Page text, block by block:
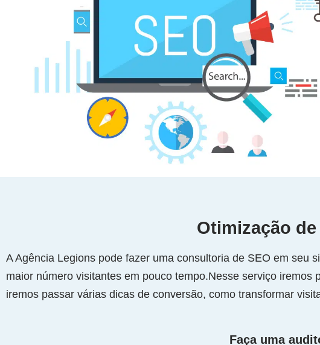
Otimização
A Agência Legions pode fazer uma consultoria de SEO em seu
maior número visitantes em pouco tempo.Nesse serviço
iremos passar várias dicas de conversão, como transformar
Faça uma